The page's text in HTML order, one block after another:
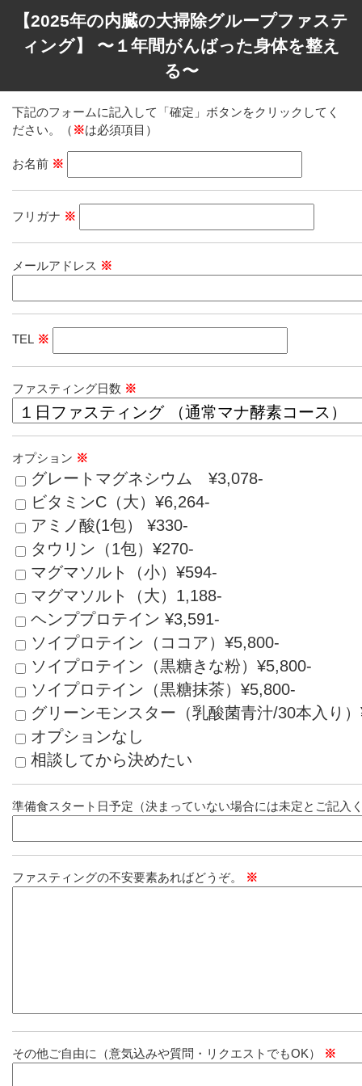
【2025年の内臓の大掃除グループファステ
ィング】 〜１年間がんばった身体を整え
る〜
下記のフォームに記入して「確定」ボタンをクリックしてく
ださい。（ ※は必須項目）
お名前 ※
フリガナ ※
メールアドレス ※
TEL ※
ファスティング日数 ※
オプション ※
グレートマグネシウム ¥3,078-
ビタミンC（大）¥6,264-
アミノ酸(1包） ¥330-
タウリン（1包）¥270-
マグマソルト（小）¥594-
マグマソルト（大）1,188-
ヘンププロテイン ¥3,591-
ソイプロテイン（ココア）¥5,800-
ソイプロテイン（黒糖きな粉）¥5,800-
ソイプロテイン（黒糖抹茶）¥5,800-
グリーンモンスター（乳酸菌青汁/30本入り
オプションなし
相談してから決めたい
準備食スタート日予定（決まっていない場合には未定とご記入
ファスティングの不安要素あればどうぞ。 ※
その他ご自由に（意気込みや質問・リクエストでもOK） ※